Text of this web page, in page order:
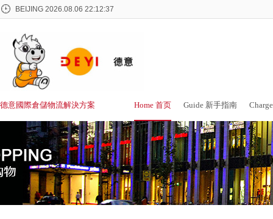
BEIJING 2026.08.06 22:12:38
德意國際倉儲物流解決方案 Home 首页 Guide 新手指南